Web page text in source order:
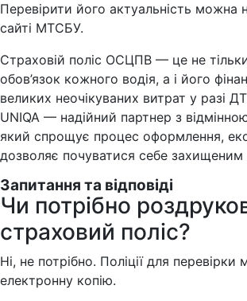
Перевірити його актуальність можна
сайті МТСБУ.
Страховій поліс ОСЦПВ — це не
обов’язок кожного водія, а і його
великих неочікуваних витрат у разі
UNIQA — надійний партнер з
який спрощує процес оформлення,
дозволяє почуватися себе
Запитання та відповіді
Чи потрібно
страховий поліс?
Ні, не потрібно. Поліції для
електронну копію.